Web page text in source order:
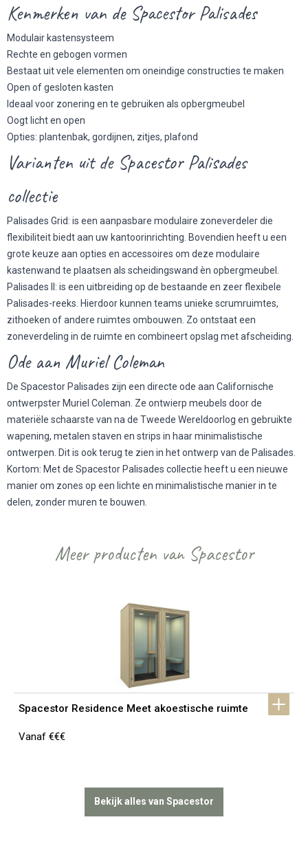
Kenmerken van de Spacestor Palisades
Modulair kastensysteem
Rechte en gebogen vormen
Bestaat uit vele elementen om oneindige constructies te maken
Open of gesloten kasten
Ideaal voor zonering en te gebruiken als opbergmeubel
Oogt licht en open
Opties: plantenbak, gordijnen, zitjes, plafond
Varianten uit de Spacestor Palisades
collectie
Palisades Grid: is een aanpasbare modulaire zoneverdeler die
flexibiliteit biedt aan uw kantoorinrichting. Bovendien heeft u een
grote keuze aan opties en accessoires om deze modulaire
kastenwand te plaatsen als scheidingswand èn opbergmeubel.
Palisades II: is een uitbreiding op de bestaande en zeer flexibele
Palisades-reeks. Hierdoor kunnen teams unieke scrumruimtes,
zithoeken of andere ruimtes ombouwen. Zo ontstaat een
zoneverdeling in de ruimte en combineert opslag met afscheiding.
Ode aan Muriel Coleman
De Spacestor Palisades zijn een directe ode aan Californische
ontwerpster Muriel Coleman. Ze ontwierp meubels door de
materiële schaarste van na de Tweede Wereldoorlog en gebruikte
wapening, metalen staven en strips in haar minimalistische
ontwerpen. Dit is ook terug te zien in het ontwerp van de Palisades.
Kortom: Met de Spacestor Palisades collectie heeft u een nieuwe
manier om zones op een lichte en minimalistische manier in te
delen, zonder muren te bouwen.
Meer producten van Spacestor
Spacestor Residence Meet akoestische ruimte
Vanaf €€€
Bekijk alles van Spacestor